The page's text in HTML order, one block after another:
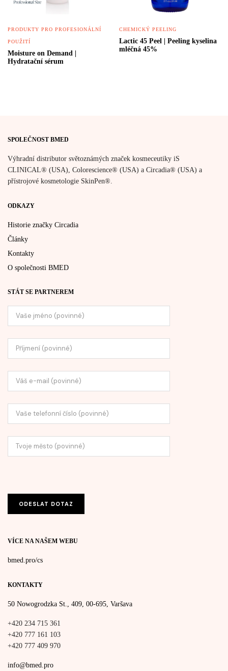
PRODUKTY PRO PROFESIONÁLNÍ
POUŽITÍ
Moisture on Demand |
Hydratační sérum
CHEMICKÝ PEELING
Lactic 45 Peel | Peeling kyselina
mléčná 45%
SPOLEČNOST BMED
Výhradní distributor světoznámých značek kosmeceutiky iS
CLINICAL® (USA), Colorescience® (USA) a Circadia® (USA) a
přístrojové kosmetologie SkinPen®.
ODKAZY
Historie značky Circadia
Články
Kontakty
O společnosti BMED
STÁT SE PARTNEREM
VÍCE NA NAŠEM WEBU
bmed.pro/cs
KONTAKTY
50 Nowogrodzka St., 409, 00-695, Varšava
+420 234 715 361
+420 777 161 103
+420 777 409 970
info@bmed.pro